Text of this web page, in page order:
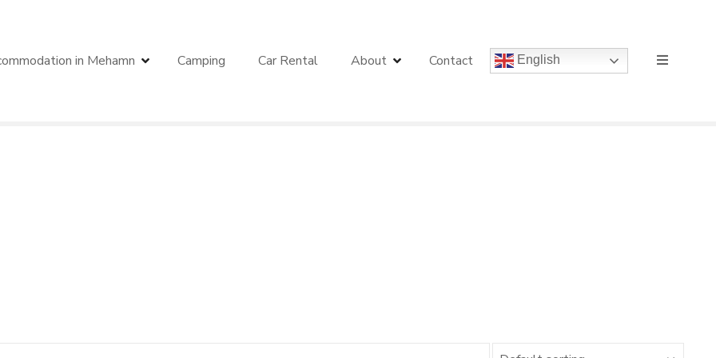
in Mehamn Camping Car Rental About Contact English